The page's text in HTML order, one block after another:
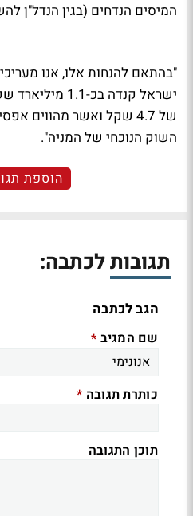
המיסים הנדחים (בגין הנדל"ן
"בהתאם להנחות אלו, אנו
ישראל קנדה בכ-
השוק הנוכחי של המניה".
הוספת
תגובות לכתבה:
הגב לכתבה
שם המגיב *
כותרת תגובה *
תוכן התגובה